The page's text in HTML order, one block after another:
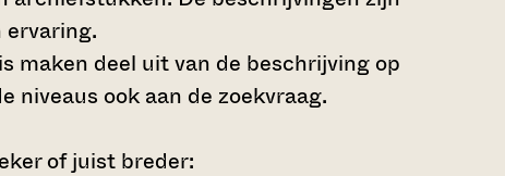
ervaring.
maken deel uit van de beschrijving op
niveaus ook aan de zoekvraag.
of juist breder: